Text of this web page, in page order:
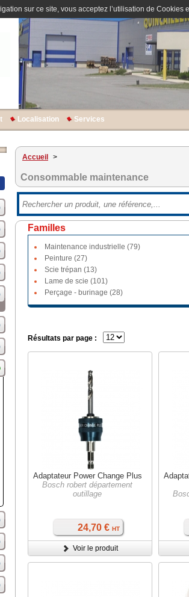
sur ce site, vous acceptez l’utilisation de
Localisation Services
Accueil >
Consommable maintenance
Familles
Maintenance industrielle (79)
Peinture (27)
Scie trépan (13)
Lame de scie (101)
Perçage - burinage (28)
Résultats par page :
Adaptateur Power Change Plus
Bosch robert département
outillage
24,70 € HT
Voir le produit